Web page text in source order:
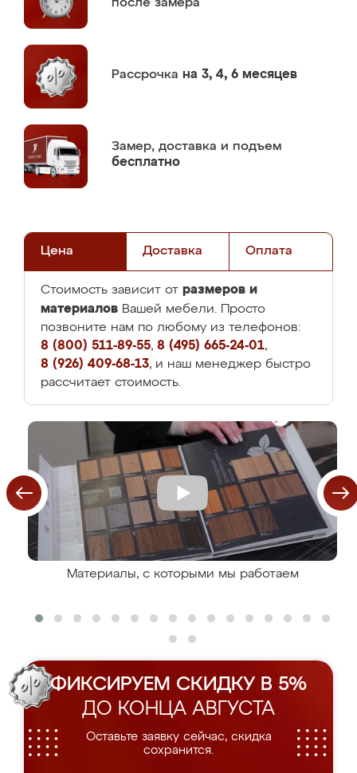
после замера
Рассрочка на 3, 4, 6 месяцев
Замер, доставка и подъем
бесплатно
Цена Доставка Оплата
Стоимость зависит от размеров и
материалов Вашей мебели. Просто
позвоните нам по любому из телефонов:
8 (800) 511-89-55, 8 (495) 665-24-01,
8 (926) 409-68-13, и наш менеджер быстро
рассчитает стоимость.
Материалы, с которыми мы работаем
ФИКСИРУЕМ СКИДКУ В 5%
ДО КОНЦА АВГУСТА
Оставьте заявку сейчас, скидка
сохранится.